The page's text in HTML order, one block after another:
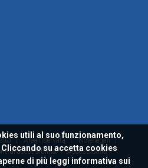
utili al suo funzionamento,
su accetta cookies
di più leggi informativa sui
| Area riservata | Note legali |
di accessibilità
Accessibilità